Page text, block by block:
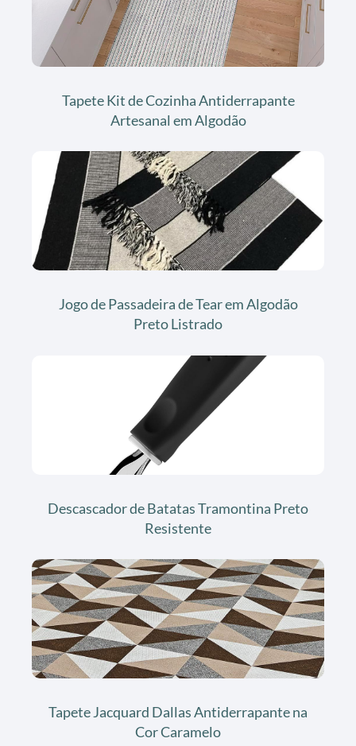
Tapete Kit de Cozinha Antiderrapante
Artesanal em Algodão
Jogo de Passadeira de Tear em Algodão
Preto Listrado
Descascador de Batatas Tramontina Preto
Resistente
Tapete Jacquard Dallas Antiderrapante na
Cor Caramelo